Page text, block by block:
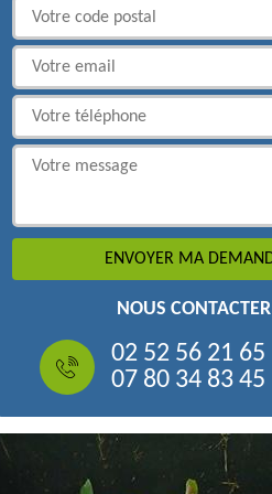
NOUS CONTACTER
02 52 56 21 65
07 80 34 83 45